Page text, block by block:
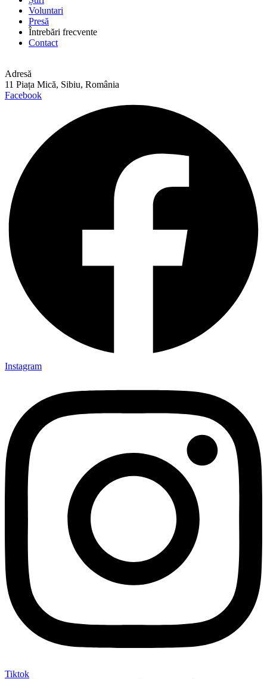
Voluntari
Presă
Întrebări frecvente
Contact
Adresă
11 Piața Mică, Sibiu, România
Facebook
Instagram
Tiktok